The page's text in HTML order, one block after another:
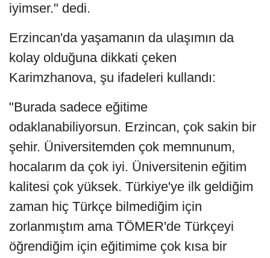
iyimser." dedi.
Erzincan'da yaşamanın da ulaşımın da
kolay olduğuna dikkati çeken
Karimzhanova, şu ifadeleri kullandı:
"Burada sadece eğitime
odaklanabiliyorsun. Erzincan, çok sakin bir
şehir. Üniversitemden çok memnunum,
hocalarım da çok iyi. Üniversitenin eğitim
kalitesi çok yüksek. Türkiye'ye ilk geldiğim
zaman hiç Türkçe bilmediğim için
zorlanmıştım ama TÖMER'de Türkçeyi
öğrendiğim için eğitimime çok kısa bir